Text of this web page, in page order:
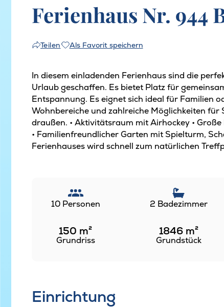
Ferienhaus Nr. 944
Teilen Als Favorit speichern
In diesem einladenden Ferienhaus sind die
Urlaub geschaffen. Es bietet Platz für
Entspannung. Es eignet sich ideal für Familien
Wohnbereiche und zahlreiche Möglichkeiten
draußen. • Aktivitätsraum mit Airhockey •
• Familienfreundlicher Garten mit Spielturm,
Ferienhauses wird schnell zum natürlichen
10 Personen 2 Badezimmer
150 m²
Grundriss
1846 m²
Grundstück
Einrichtung